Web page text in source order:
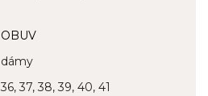
OBUV
dámy
36, 37, 38, 39, 40, 41